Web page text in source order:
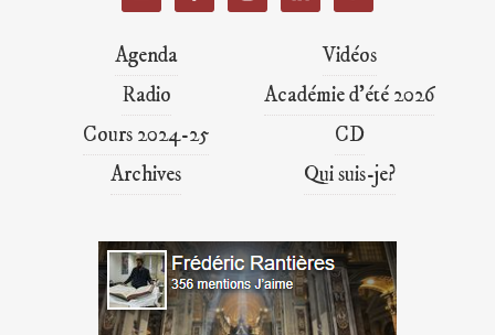
Agenda
Vidéos
Radio
Académie d’été 2026
Cours 2024-25
CD
Archives
Qui suis-je?